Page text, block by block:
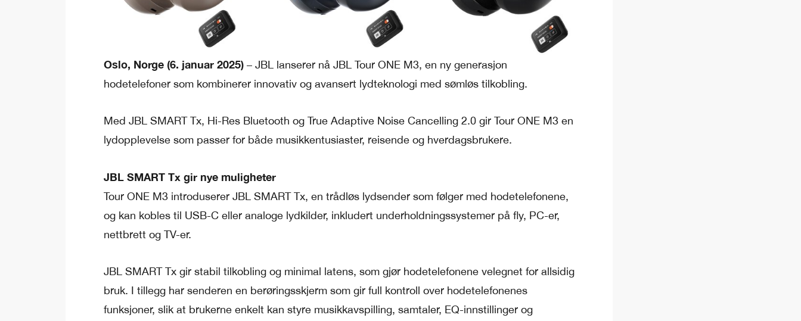
Oslo, Norge (6. januar 2025) – JBL lanserer nå JBL Tour ONE M3, en ny generasjon
hodetelefoner som kombinerer innovativ og avansert lydteknologi med sømløs tilkobling.
Med JBL SMART Tx, Hi-Res Bluetooth og True Adaptive Noise Cancelling 2.0 gir Tour ONE M3 en
lydopplevelse som passer for både musikkentusiaster, reisende og hverdagsbrukere.
JBL SMART Tx gir nye muligheter
Tour ONE M3 introduserer JBL SMART Tx, en trådløs lydsender som følger med hodetelefonene,
og kan kobles til USB-C eller analoge lydkilder, inkludert underholdningssystemer på fly, PC-er,
nettbrett og TV-er.
JBL SMART Tx gir stabil tilkobling og minimal latens, som gjør hodetelefonene velegnet for allsidig
bruk. I tillegg har senderen en berøringsskjerm som gir full kontroll over hodetelefonenes
funksjoner, slik at brukerne enkelt kan styre musikkavspilling, samtaler, EQ-innstillinger og